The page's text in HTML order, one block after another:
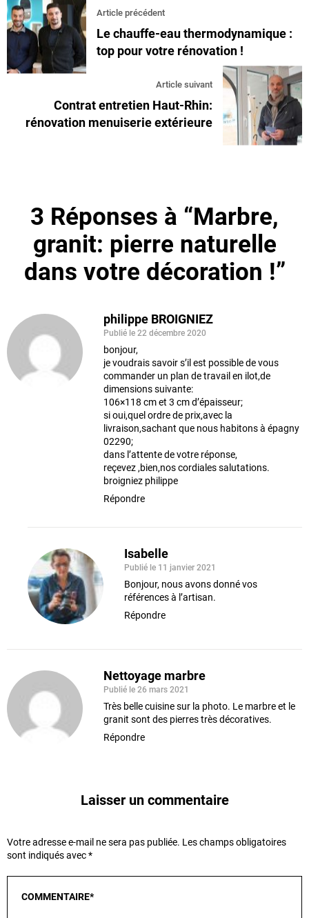
Article précédent
Le chauffe-eau thermodynamique :
top pour votre rénovation !
Article suivant
Contrat entretien Haut-Rhin:
rénovation menuiserie extérieure
3 Réponses à “Marbre,
granit: pierre naturelle
dans votre décoration !”
philippe BROIGNIEZ
Publié le 22 décembre 2020
bonjour,
je voudrais savoir s’il est possible de vous
commander un plan de travail en ilot,de
dimensions suivante:
106×118 cm et 3 cm d’épaisseur;
si oui,quel ordre de prix,avec la
livraison,sachant que nous habitons à épagny
02290;
dans l’attente de votre réponse,
reçevez ,bien,nos cordiales salutations.
broigniez philippe
Répondre
Isabelle
Publié le 11 janvier 2021
Bonjour, nous avons donné vos
références à l’artisan.
Répondre
Nettoyage marbre
Publié le 26 mars 2021
Très belle cuisine sur la photo. Le marbre et le
granit sont des pierres très décoratives.
Répondre
Laisser un commentaire
Votre adresse e-mail ne sera pas publiée. Les champs obligatoires
sont indiqués avec*